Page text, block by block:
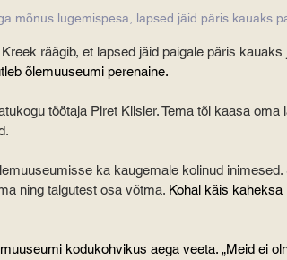
mõnus lugemispesa, lapsed jäid päris kauaks
räägib, et lapsed jäid paigale päris
õlemuuseumi perenaine.
töötaja Piret Kiisler. Tema tõi kaasa
ka kaugemale kolinud
ning talgutest osa võtma. Kohal käis kaheksa
kodukohvikus aega veeta. „Meid ei